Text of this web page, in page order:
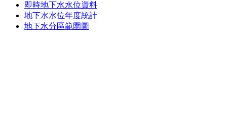
即時地下水水位資料
地下水水位年度統計
地下水分區範圍圖